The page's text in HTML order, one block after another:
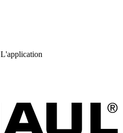
L'application